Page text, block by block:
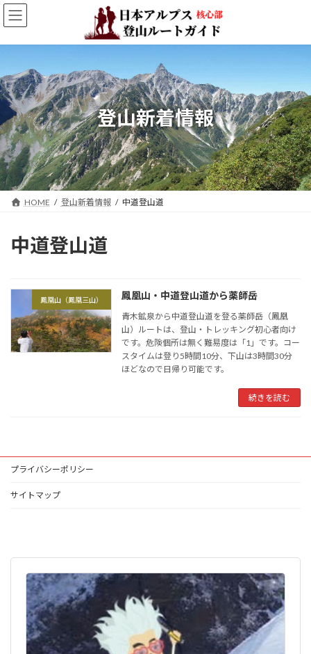
コ
ン
ン
へ
ス
キ
ッ
プ
ナ
ビ
ー
ョ
ン
に
移
動
登山新着情報
HOME 登山新着情報 中道登山道
中道登山道
鳳凰山（鳳凰三山） 鳳凰山・中道登山道から薬師岳
青木鉱泉から中道登山道を登る薬師岳（鳳凰
山）ルートは、登山・トレッキング初心者向け
です。危険個所は無く難易度は「1」です。コー
スタイムは登り5時間10分、下山は3時間30分
ほどなので日帰り可能です。
続きを読む
プライバシーポリシー
サイトマップ